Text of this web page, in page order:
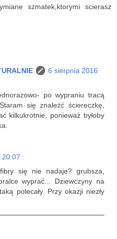
szmatek,ktorymi scierasz
6 sierpnia 2016
po wypraniu tracą
się znaleźć ściereczkę,
kilkukrotnie, ponieważ byłoby
20:07
się nie nadaje? grubsza,
wyprać... Dziewczyny na
polecały. Przy okazji niezły